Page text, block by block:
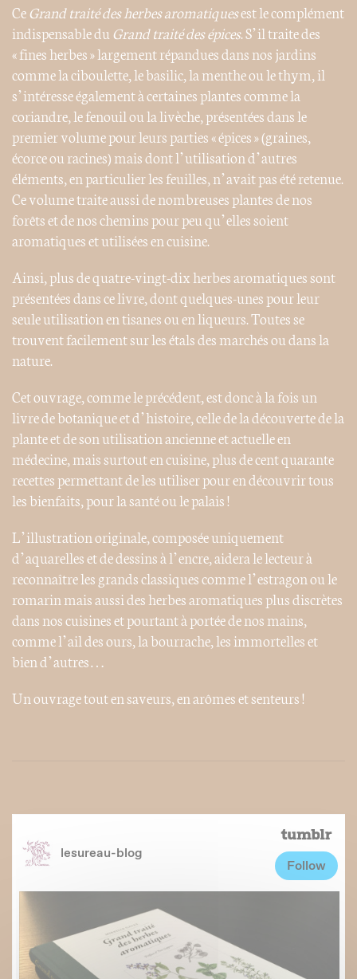
CeGrand traité des herbes aromatiquesest le complément
indispensable du Grand traité des épices. S’il traite des
« fines herbes » largement répandues dans nos jardins
comme la ciboulette, le basilic, la menthe ou le thym, il
s’intéresse également à certaines plantes comme la
coriandre, le fenouil ou la livèche, présentées dans le
premier volume pour leurs parties « épices » (graines,
écorce ou racines) mais dont l’utilisation d’autres
éléments, en particulier les feuilles, n’avait pas été retenue.
Ce volume traite aussi de nombreuses plantes de nos
forêts et de nos chemins pour peu qu’elles soient
aromatiques et utilisées en cuisine.
Ainsi, plus de quatre-vingt-dix herbes aromatiques sont
présentées dans ce livre, dont quelques-unes pour leur
seule utilisation en tisanes ou en liqueurs. Toutes se
trouvent facilement sur les étals des marchés ou dans la
nature.
Cet ouvrage, comme le précédent, est donc à la fois un
livre de botanique et d’histoire, celle de la découverte de la
plante et de son utilisation ancienne et actuelle en
médecine, mais surtout en cuisine, plus de cent quarante
recettes permettant de les utiliser pour en découvrir tous
les bienfaits, pour la santé ou le palais !
L’illustration originale, composée uniquement
d’aquarelles et de dessins à l’encre, aidera le lecteur à
reconnaître les grands classiques comme l’estragon ou le
romarin mais aussi des herbes aromatiques plus discrètes
dans nos cuisines et pourtant à portée de nos mains,
comme l’ail des ours, la bourrache, les immortelles et
bien d’autres…
Un ouvrage tout en saveurs, en arômes et senteurs !